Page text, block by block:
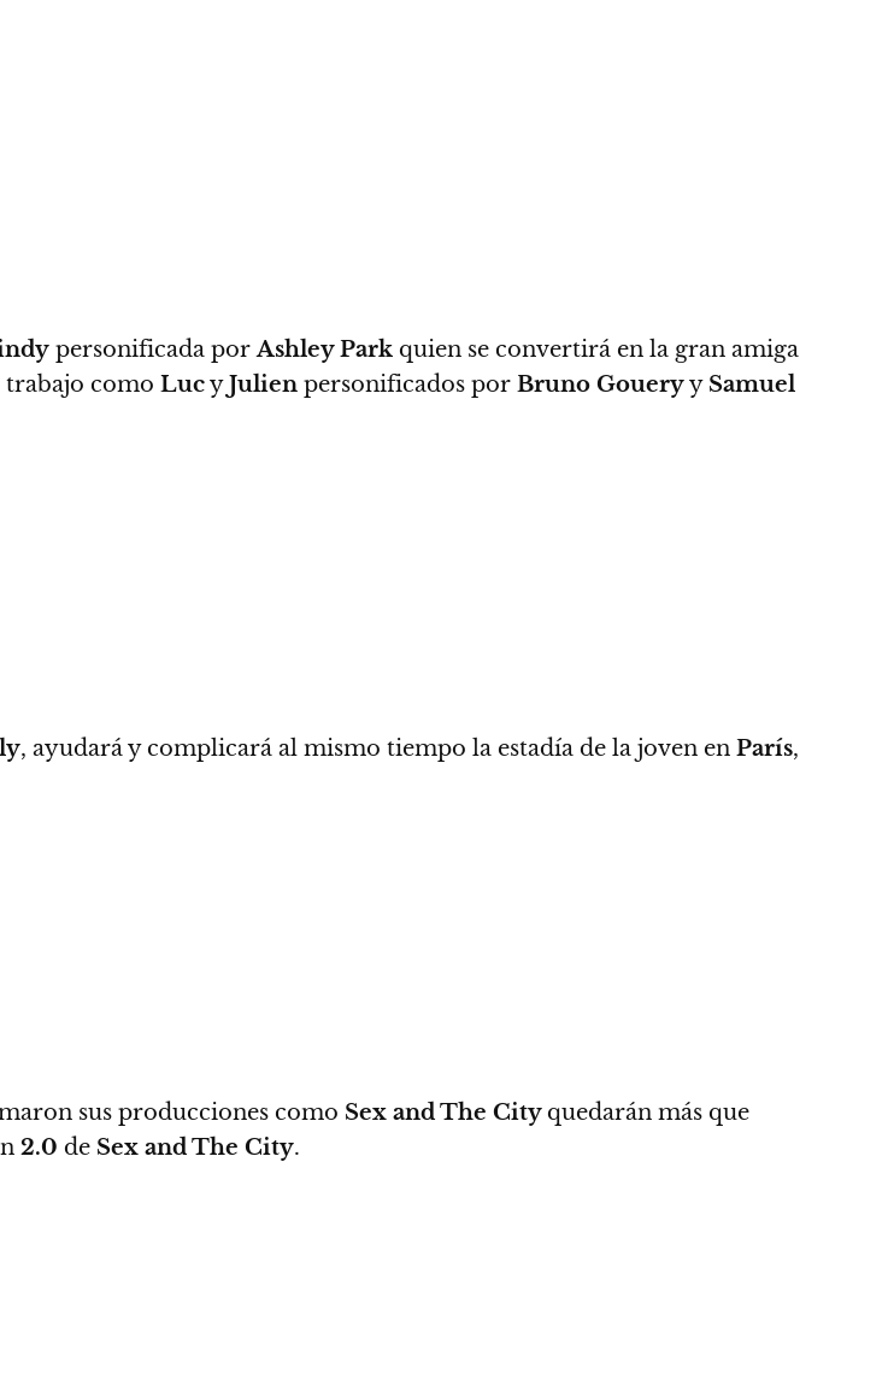
personificada porAshley Park quien se convertirá en la gran amiga
trabajo como LucyJulien personificados por Bruno Goueryy Samuel
, ayudará y complicará al mismo tiempo la estadía de la joven en París,
sus producciones como Sex and The Cityquedarán más que
2.0 de Sex and The City.